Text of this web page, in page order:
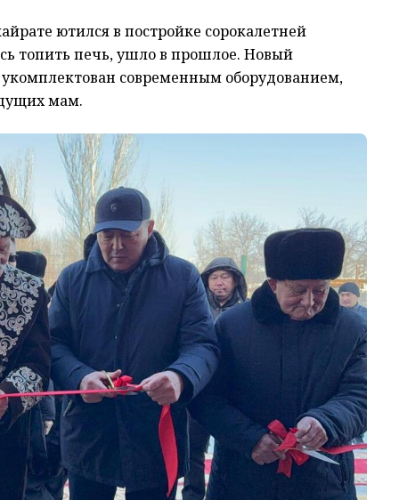
ютился в постройке сорокалетней
топить печь, ушло в прошлое. Новый
современным оборудованием,
мам.